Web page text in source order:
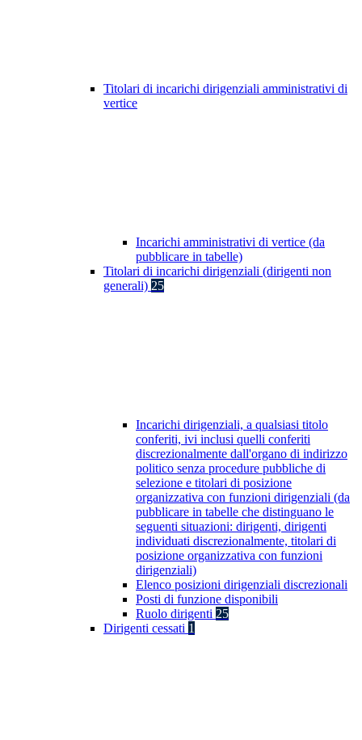
Titolari di incarichi dirigenziali amministrativi di
vertice
Incarichi amministrativi di vertice (da
pubblicare in tabelle)
Titolari di incarichi dirigenziali (dirigenti non
generali) 25
Incarichi dirigenziali, a qualsiasi titolo
conferiti, ivi inclusi quelli conferiti
discrezionalmente dall'organo di indirizzo
politico senza procedure pubbliche di
selezione e titolari di posizione
organizzativa con funzioni dirigenziali (da
pubblicare in tabelle che distinguano le
seguenti situazioni: dirigenti, dirigenti
individuati discrezionalmente, titolari di
posizione organizzativa con funzioni
dirigenziali)
Elenco posizioni dirigenziali discrezionali
Posti di funzione disponibili
Ruolo dirigenti 25
Dirigenti cessati 1